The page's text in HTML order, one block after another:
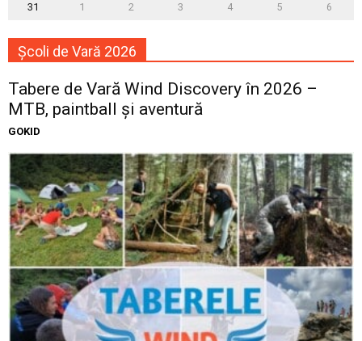
31 1 2 3 4 5 6
Școli de Vară 2026
Tabere de Vară Wind Discovery în 2026 –
MTB, paintball și aventură
GOKID